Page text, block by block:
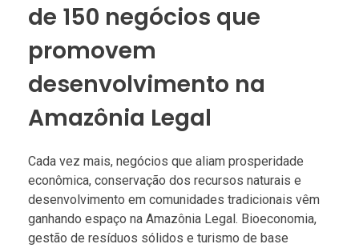
de 150 negócios que
promovem
desenvolvimento na
Amazônia Legal
Cada vez mais, negócios que aliam prosperidade
econômica, conservação dos recursos naturais e
desenvolvimento em comunidades tradicionais vêm
ganhando espaço na Amazônia Legal. Bioeconomia,
gestão de resíduos sólidos e turismo de base